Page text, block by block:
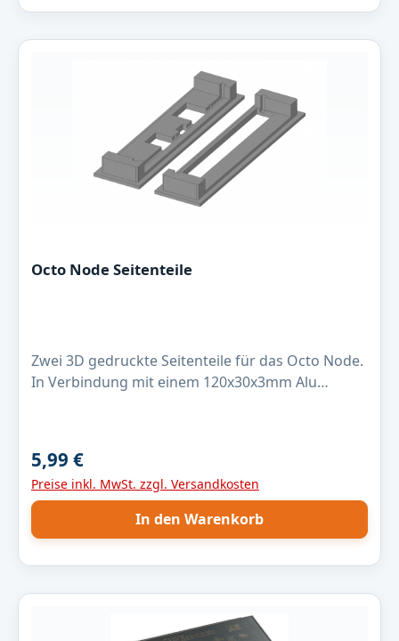
Octo Node Seitenteile
Zwei 3D gedruckte Seitenteile für das Octo Node.
In Verbindung mit einem 120x30x3mm Alu
Regulärer Preis:
5,99 €
Preise inkl. MwSt. zzgl. Versandkosten
In den Warenkorb